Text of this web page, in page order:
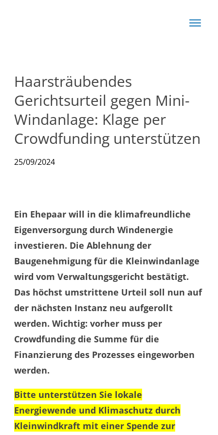
Haarsträubendes
Gerichtsurteil gegen Mini-
Windanlage: Klage per
Crowdfunding unterstützen
25/09/2024
Ein Ehepaar will in die klimafreundliche
Eigenversorgung durch Windenergie
investieren. Die Ablehnung der
Baugenehmigung für die Kleinwindanlage
wird vom Verwaltungsgericht bestätigt.
Das höchst umstrittene Urteil soll nun auf
der nächsten Instanz neu aufgerollt
werden. Wichtig: vorher muss per
Crowdfunding die Summe für die
Finanzierung des Prozesses eingeworben
werden.
Bitte unterstützen Sie lokale
Energiewende und Klimaschutz durch
Kleinwindkraft mit einer Spende zur